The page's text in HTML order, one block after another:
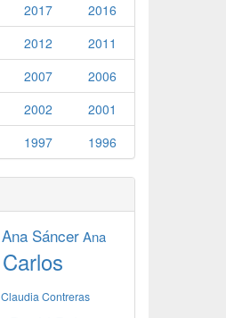
2017
2016
2012
2011
2007
2006
2002
2001
1997 1996
Ana SáncerAna
Carlos
Claudia Contreras